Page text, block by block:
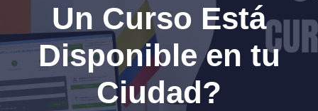
Un Curso Está
Disponible en tu
Ciudad?